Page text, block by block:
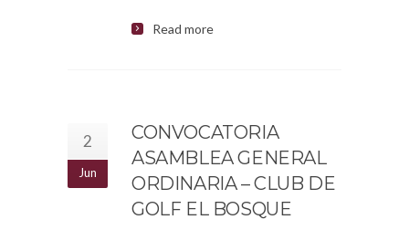
Read more
2
Jun
CONVOCATORIA
ASAMBLEA GENERAL
ORDINARIA – CLUB DE
GOLF EL BOSQUE